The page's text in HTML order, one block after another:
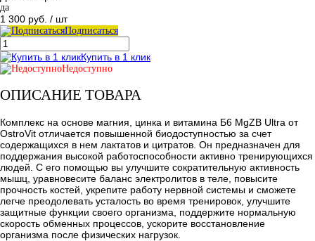
да
1 300 руб. / шт
Подписаться
Купить в 1 клик
Недоступно
ОПИСАНИЕ ТОВАРА
Комплекс на основе магния, цинка и витамина Б6 MgZB Ultra от
OstroVit отличается повышенной биодоступностью за счет
содержащихся в нем лактатов и цитратов. Он предназначен для
поддержания высокой работоспособности активно тренирующихся
людей. С его помощью вы улучшите сократительную активность
мышц, уравновесите баланс электролитов в теле, повысите
прочность костей, укрепите работу нервной системы и сможете
легче преодолевать усталость во время тренировок, улучшите
защитные функции своего организма, поддержите нормальную
скорость обменных процессов, ускорите восстановление
организма после физических нагрузок.